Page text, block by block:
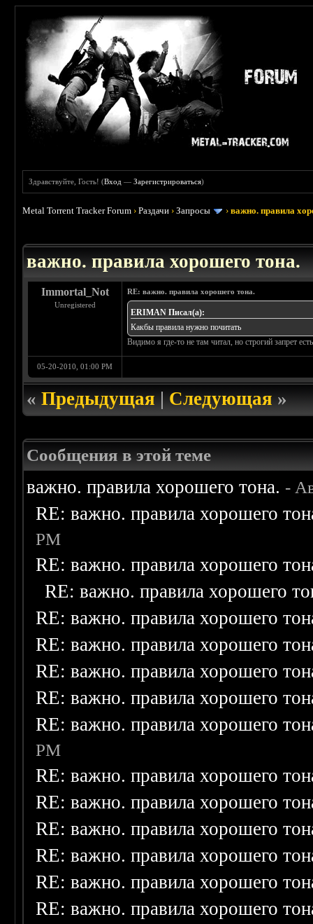
Здравствуйте, Гость! (Вход —Зарегистрироваться)
Metal Torrent Tracker Forum ›Раздачи ›Запросы ›важно. правила
важно. правила хорошего тона.
Immortal_Not
Unregistered
RE: важно. правила хорошего тона.
ERIMAN Писал(а):
Какбы правила нужно почитать
Видимо я где-то не там читал, но строгий запрет
05-20-2010, 01:00 PM
«Предыдущая|Следующая»
Сообщения в этой теме
важно. правила хорошего тона. -
RE: важно. правила хорошего
PM
RE: важно. правила хорошего
RE: важно. правила хорошего
RE: важно. правила хорошего
RE: важно. правила хорошего
RE: важно. правила хорошего
RE: важно. правила хорошего
RE: важно. правила хорошего
PM
RE: важно. правила хорошего
RE: важно. правила хорошего
RE: важно. правила хорошего
RE: важно. правила хорошего
RE: важно. правила хорошего
RE: важно. правила хорошего